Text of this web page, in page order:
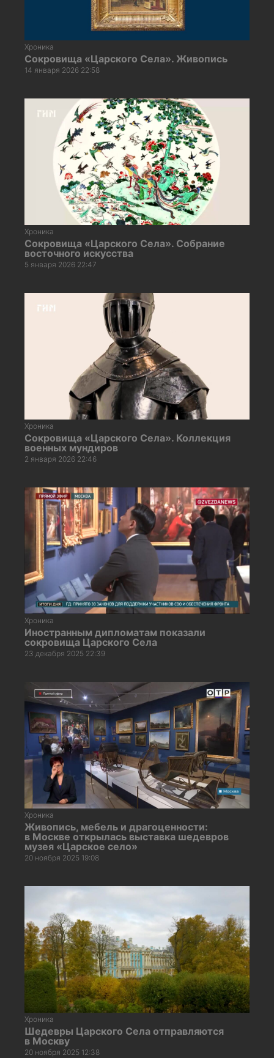
Хроника
Сокровища «Царского Села». Живопись
14 января 2026 22:58
Хроника
Сокровища «Царского Села». Собрание
восточного искусства
5 января 2026 22:47
Хроника
Сокровища «Царского Села». Коллекция
военных мундиров
2 января 2026 22:46
Хроника
Иностранным дипломатам показали
сокровища Царского Села
23 декабря 2025 22:39
Хроника
Живопись, мебель и драгоценности:
в Москве открылась выставка шедевров
музея «Царское село»
20 ноября 2025 19:08
Хроника
Шедевры Царского Села отправляются
в Москву
20 ноября 2025 12:38